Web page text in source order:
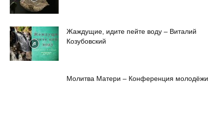
Жаждущие, идите пейте воду – Виталий
Козубовский
Молитва Матери – Конференция молодёжи